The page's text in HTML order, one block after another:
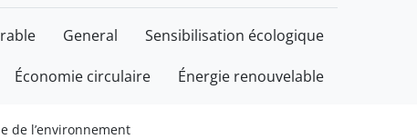
General Sensibilisation écologique
Économie circulaire Énergie renouvelable
de l’environnement